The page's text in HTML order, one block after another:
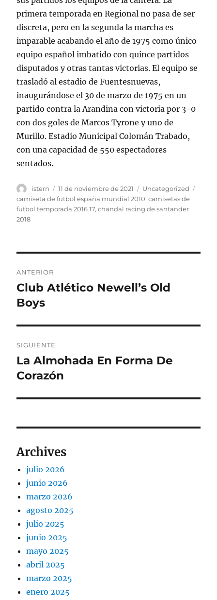
primera temporada en Regional no pasa de ser
discreta, pero en la segunda la marcha es
imparable acabando el año de 1975 como único
equipo español imbatido con quince partidos
disputados y otras tantas victorias. El equipo se
trasladó al estadio de Fuentesnuevas,
inaugurándose el 30 de marzo de 1975 en un
partido contra la Arandina con victoria por 3-0
con dos goles de Marcos Tyrone y uno de
Murillo. Estadio Municipal Colomán Trabado,
con una capacidad de 550 espectadores
sentados.
Autor
istern
Publicado
el
11 de noviembre de 2021 Categorías
Uncategorized
camiseta de futbol españa mundial 2010,camisetas de
futbol temporada 2016 17,chandal racing de santander
2018
de
entradas
ANTERIOR
Entrada
anterior:
Club Atlético Newell’s Old
Boys
SIGUIENTE
Entrada
siguiente:
La Almohada En Forma De
Corazón
Archives
julio 2026
junio 2026
marzo 2026
agosto 2025
julio 2025
junio 2025
mayo 2025
abril 2025
marzo 2025
enero 2025